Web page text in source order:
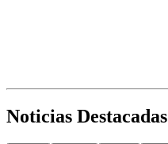
Noticias Destacadas